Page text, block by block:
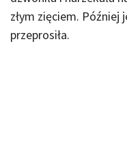
złym zięciem. Później
przeprosiła.